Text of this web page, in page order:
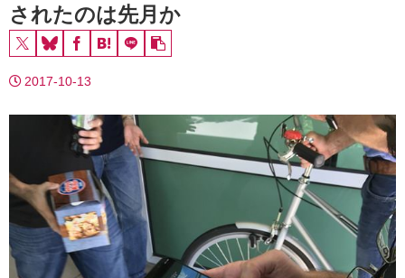
されたのは先月か
2017-10-13